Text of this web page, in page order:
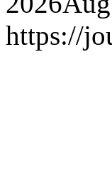
https://